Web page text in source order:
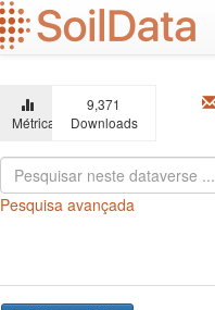
Ir
para
o
principal
Métricas
9,371
Downloads
Pesquisa avançada